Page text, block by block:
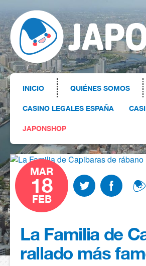
INICIO QUIÉNES SOMOS
CASINO LEGALES ESPAÑA
JAPONSHOP
MAR
18
FEB
La Familia de
rallado más